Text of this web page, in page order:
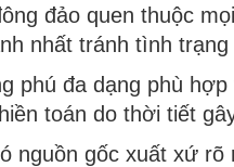
đảo quen thuộc
nhất tránh tình
phú đa dạng phù
toán do thời tiết
nguồn gốc xuất xứ